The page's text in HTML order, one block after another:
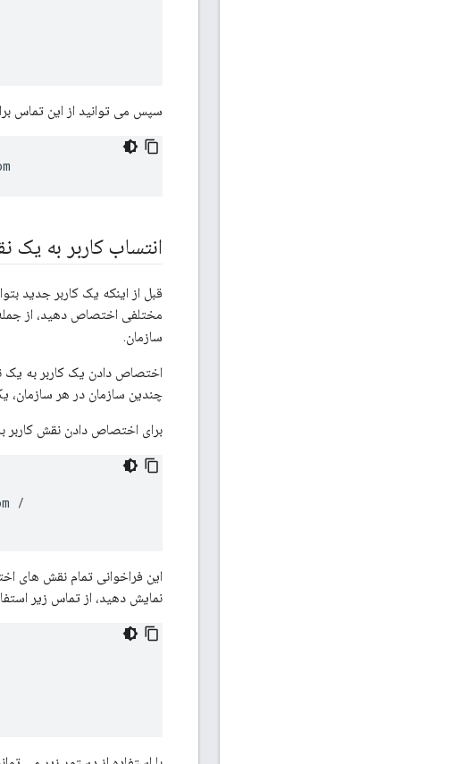
سپس می توانید از این تماس
انتساب کاربر به
قبل از اینکه یک کاربر جدید
مختلفی اختصاص دهید، از
سازمان.
اختصاص دادن یک کاربر به یک
چندین سازمان در هر سازمان،
برای اختصاص دادن نقش کاربر
/
این فراخوانی تمام نقش های
نمایش دهید، از تماس زیر